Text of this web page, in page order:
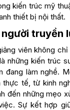
kiến trúc mỹ
thiết bị nội thất.
người truyền
viên không
những kiến trúc
đang làm nghề.
thực tế, từ kinh
đến những mẹo
Sự kết hợp